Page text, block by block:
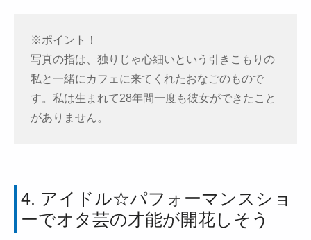
※ポイント！
写真の指は、独りじゃ心細いという引きこもりの
私と一緒にカフェに来てくれたおなごのもので
す。私は生まれて28年間一度も彼女ができたこと
がありません。
4. アイドル☆パフォーマンスショ
ーでオタ芸の才能が開花しそう